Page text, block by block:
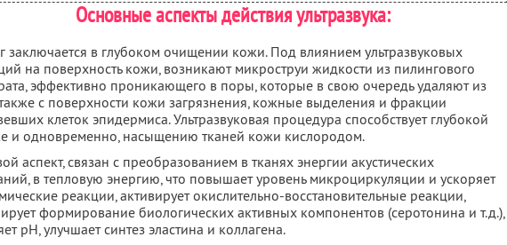
Основные аспекты действия ультразвука:
заключается в глубоком очищении кожи. Под влиянием ультразвуковых
на поверхность кожи, возникают микроструи жидкости из пилингового
эффективно проникающего в поры, которые в свою очередь удаляют из
с поверхности кожи загрязнения, кожные выделения и фракции
клеток эпидермиса. Ультразвуковая процедура способствует глубокой
и одновременно, насыщению тканей кожи кислородом.
аспект, связан с преобразованием в тканях энергии акустических
в тепловую энергию, что повышает уровень микроциркуляции и ускоряет
реакции, активирует окислительно-восстановительные реакции,
формирование биологических активных компонентов (серотонина и т.д.),
рН, улучшает синтез эластина и коллагена.